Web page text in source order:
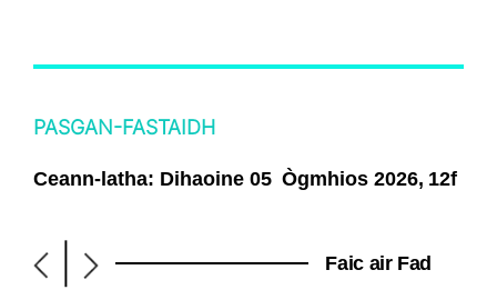
PASGAN-FASTAIDH
Ceann-latha: Dihaoine 05 Ògmhios 2026, 12f
Faic air Fad